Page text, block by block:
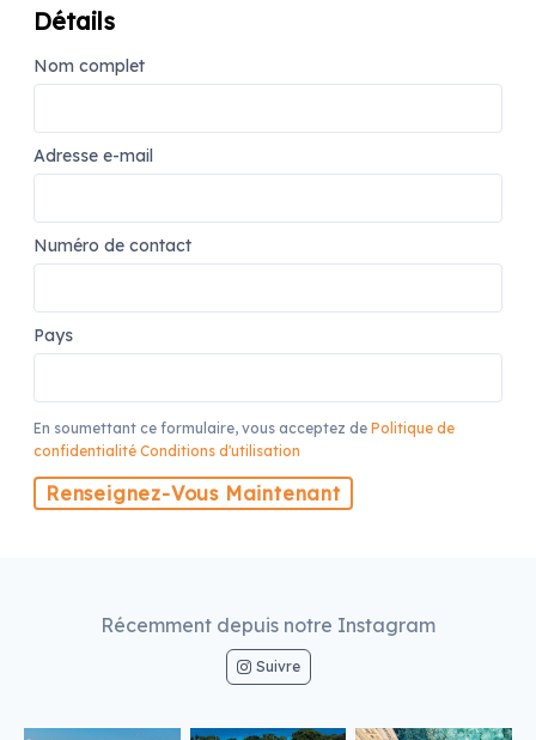
Détails
Nom complet
Adresse e-mail
Numéro de contact
Pays
En soumettant ce formulaire, vous acceptez de Politique de
confidentialité Conditions d'utilisation
Renseignez-Vous Maintenant
Récemment depuis notre Instagram
Suivre